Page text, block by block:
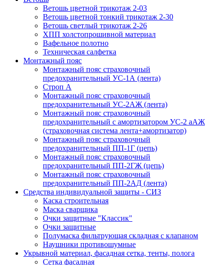
Ветошь цветной трикотаж 2-03
Ветошь цветной тонкий трикотаж 2-30
Ветошь светлый трикотаж 2-26
ХПП холстопрошивной материал
Вафельное полотно
Техническая салфетка
Монтажный пояс
Монтажный пояс страховочный
предохранительный УС-1А (лента)
Строп А
Монтажный пояс страховочный
предохранительный УС-2АЖ (лента)
Монтажный пояс страховочный
предохранительный с амортизатором УС-2 аАЖ
(страховочная система лента+амортизатор)
Монтажный пояс страховочный
предохранительный ПП-1Г (цепь)
Монтажный пояс страховочный
предохранительный ПП-2ГЖ (цепь)
Монтажный пояс страховочный
предохранительный ПП-2АД (лента)
Средства индивидуальной защиты - СИЗ
Каска строительная
Маска сварщика
Очки защитные "Классик"
Очки защитные
Полумаска фильтрующая складная с клапаном
Наушники противошумные
Укрывной материал, фасадная сетка, тенты, полога
Сетка фасадная